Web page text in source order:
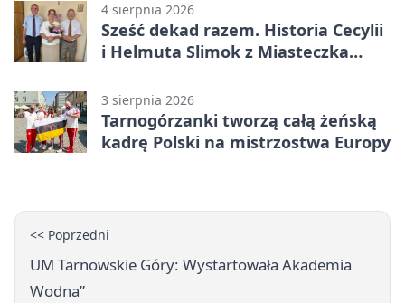
4 sierpnia 2026
Sześć dekad razem. Historia Cecylii
i Helmuta Slimok z Miasteczka
3 sierpnia 2026
Tarnogórzanki tworzą całą żeńską
kadrę Polski na mistrzostwa Europy
<< Poprzedni
UM Tarnowskie Góry: Wystartowała Akademia
Wodna”